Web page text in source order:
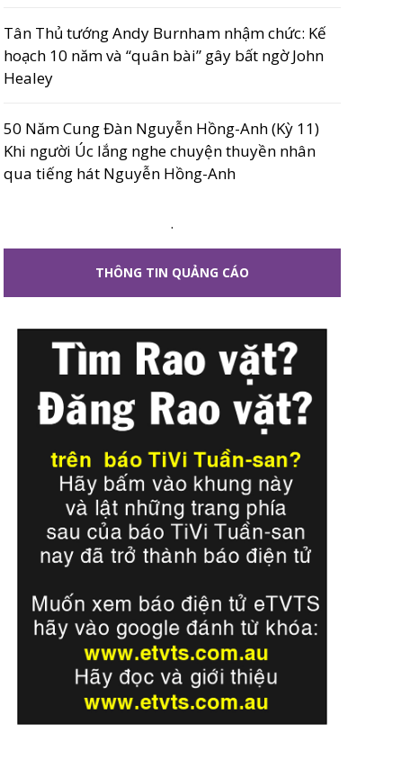
Tân Thủ tướng Andy Burnham nhậm chức: Kế
hoạch 10 năm và “quân bài” gây bất ngờ John
Healey
50 Năm Cung Đàn Nguyễn Hồng-Anh (Kỳ 11)
Khi người Úc lắng nghe chuyện thuyền nhân
qua tiếng hát Nguyễn Hồng-Anh
.
THÔNG TIN QUẢNG CÁO